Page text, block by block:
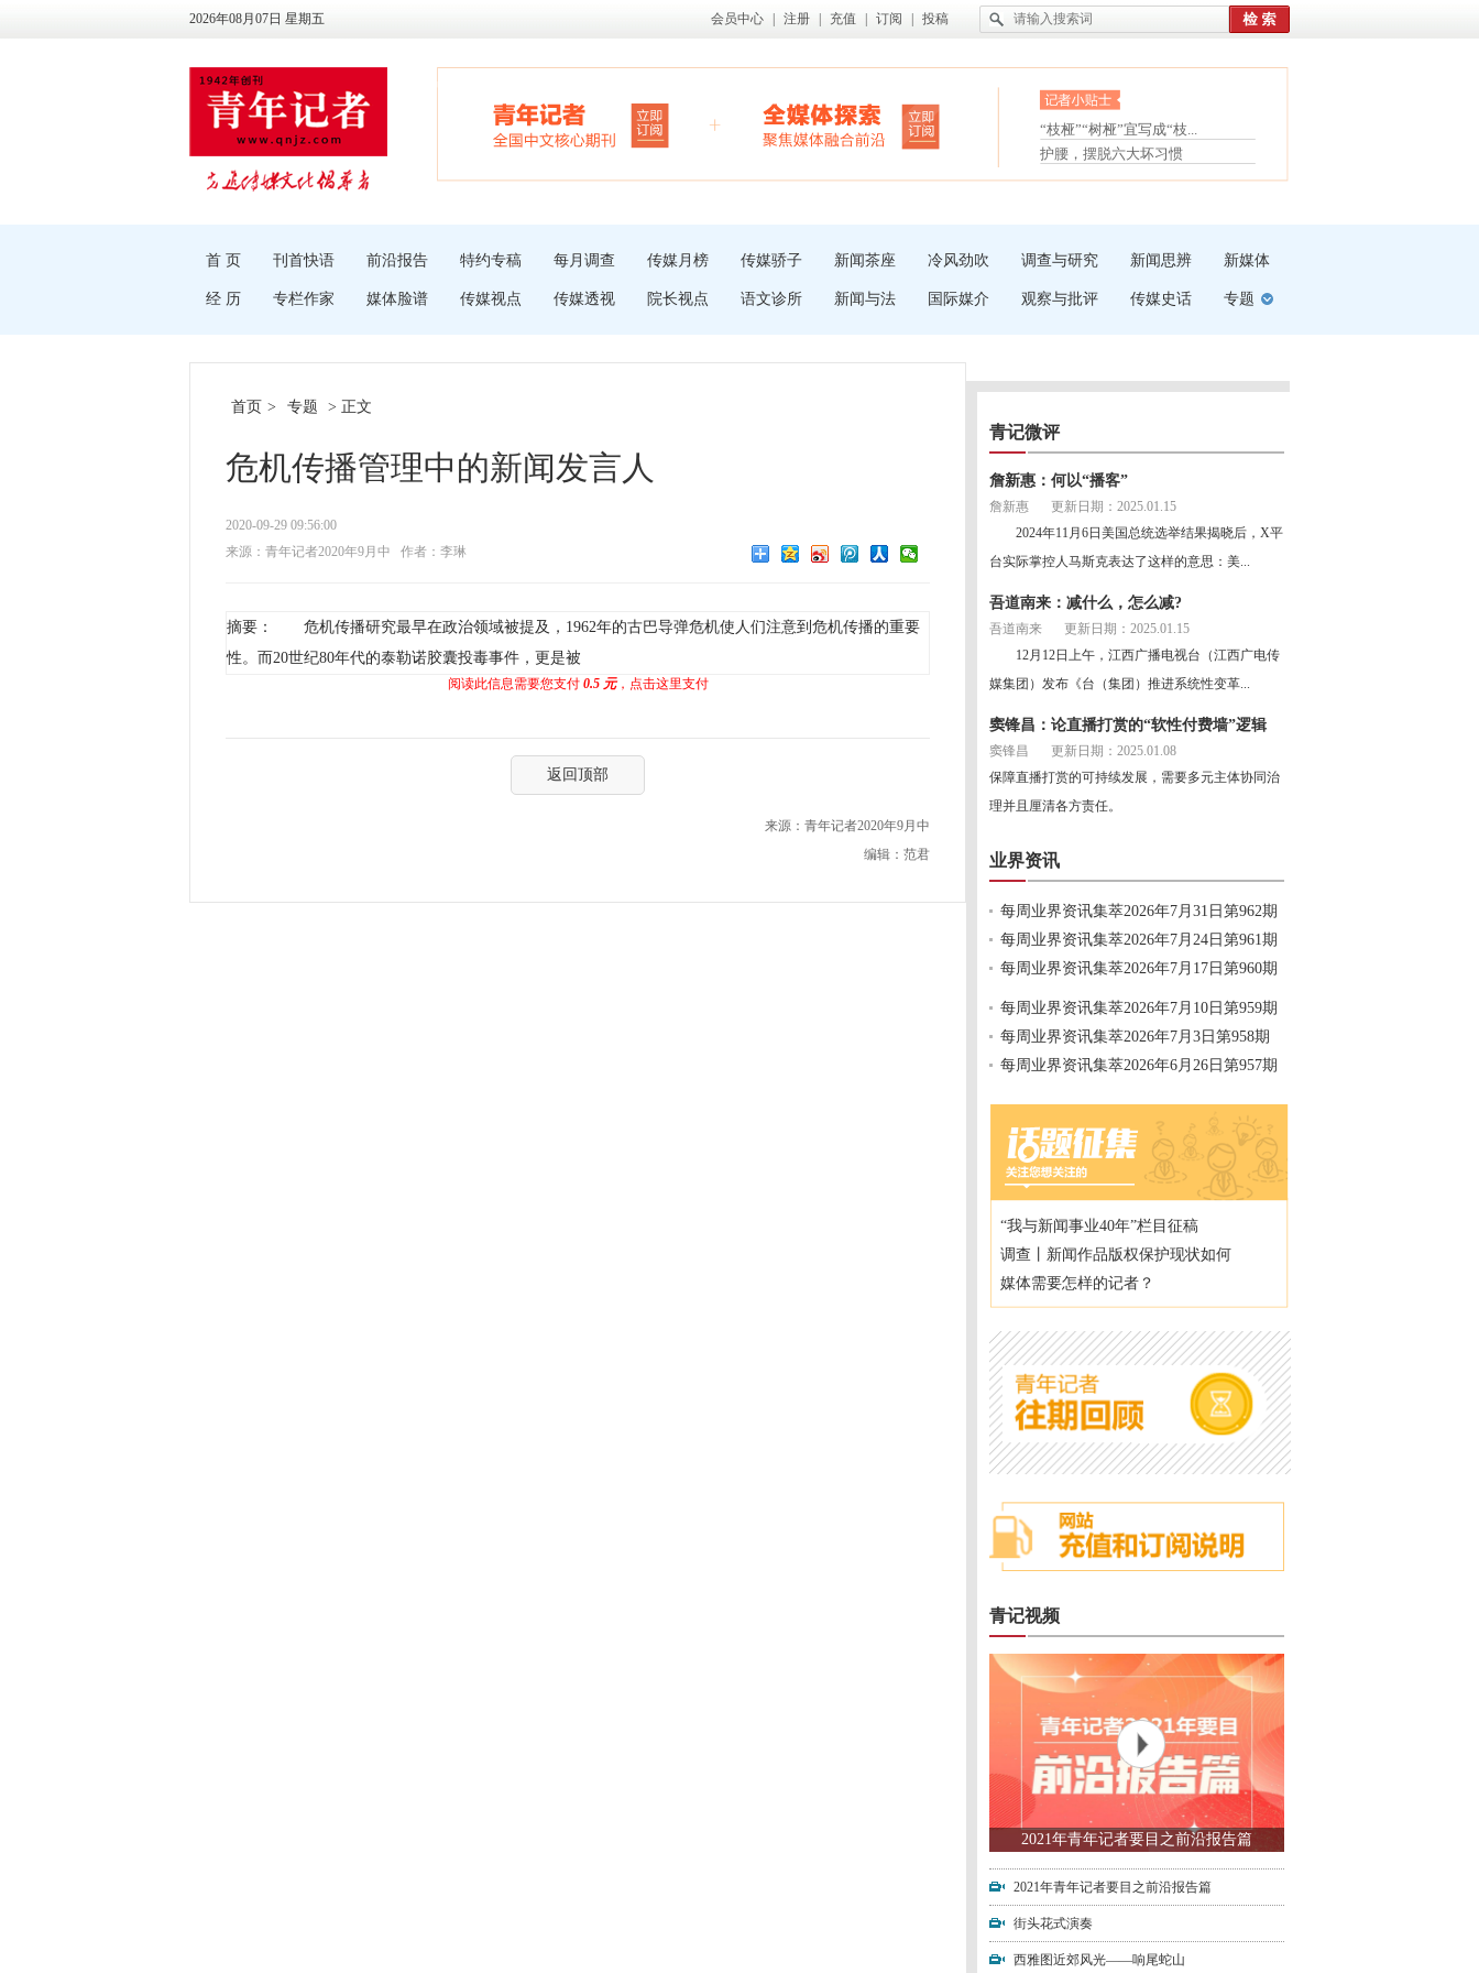
2026年08月07日 星期五 会员中心 注册 充值 订阅 投稿
眼白变红或是结膜下出血
“枝桠”“树桠”宜写成“枝...
夏天缓解疲劳有三招
护腰，摆脱六大坏习惯
受伤了冰敷还是热敷
首 页 刊首快语 前沿报告 特约专稿 每月调查 传媒月榜 传媒骄子 新闻茶座 冷风劲吹 调查与研究 新闻思辨 新媒体
经 历 专栏作家 媒体脸谱 传媒视点 传媒透视 院长视点 语文诊所 新闻与法 国际媒介 观察与批评 传媒史话 专题
首页 > 专题 > 正文
危机传播管理中的新闻发言人
2020-09-29 09:56:00
来源：青年记者2020年9月中
作者：李琳
摘要： 危机传播研究最早在政治领域被提及，1962年的古巴导弹危机使人们注意到危机传播的重要
性。而20世纪80年代的泰勒诺胶囊投毒事件，更是被
阅读此信息需要您支付 0.5 元，点击这里支付
返回顶部
来源：青年记者2020年9月中
编辑：范君
青记微评
詹新惠：何以“播客”
詹新惠
更新日期：2025.01.15
2024年11月6日美国总统选举结果揭晓后，X平
台实际掌控人马斯克表达了这样的意思：美...
吾道南来：减什么，怎么减?
吾道南来
更新日期：2025.01.15
12月12日上午，江西广播电视台（江西广电传
媒集团）发布《台（集团）推进系统性变革...
窦锋昌：论直播打赏的“软性付费墙”逻辑
窦锋昌
更新日期：2025.01.08
保障直播打赏的可持续发展，需要多元主体协同治
理并且厘清各方责任。
业界资讯
每周业界资讯集萃2026年7月31日第962期
每周业界资讯集萃2026年7月24日第961期
每周业界资讯集萃2026年7月17日第960期
每周业界资讯集萃2026年7月10日第959期
每周业界资讯集萃2026年7月3日第958期
每周业界资讯集萃2026年6月26日第957期
“我与新闻事业40年”栏目征稿
调查丨新闻作品版权保护现状如何
媒体需要怎样的记者？
青记视频
2021年青年记者要目之前沿报告篇
2021年青年记者要目之前沿报告篇
街头花式演奏
西雅图近郊风光——响尾蛇山